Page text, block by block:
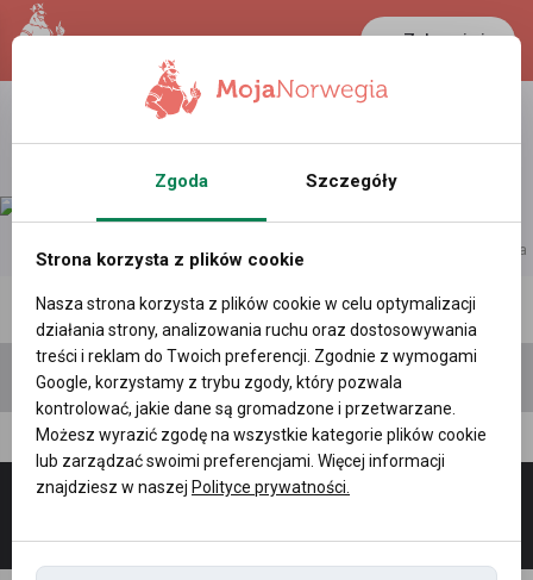
Zaloguj się
LANCASTER
22.4 °C 0.3881 PLN
reklama
Polecane profile Filtr wyszukiwań
Krzysztof Fluder
Zgoda Szczegóły
Strona korzysta z plików cookie
Nasza strona korzysta z plików cookie w celu optymalizacji
działania strony, analizowania ruchu oraz dostosowywania
treści i reklam do Twoich preferencji. Zgodnie z wymogami
Google, korzystamy z trybu zgody, który pozwala
kontrolować, jakie dane są gromadzone i przetwarzane.
Możesz wyrazić zgodę na wszystkie kategorie plików cookie
lub zarządzać swoimi preferencjami. Więcej informacji
znajdziesz w naszej Polityce prywatności.